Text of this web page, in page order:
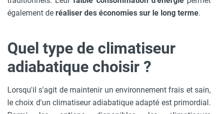
également de réaliser des économies sur le long terme.
Quel type de climatiseur
adiabatique choisir ?
Lorsqu'il s'agit de maintenir un environnement frais et sain,
le choix d'un climatiseur adiabatique adapté est primordial.